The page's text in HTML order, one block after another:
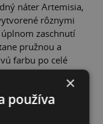
náter Artemisia,
rôznymi
zaschnutí
pružnou a
farbu po celé
umeleckých diel
×
používa